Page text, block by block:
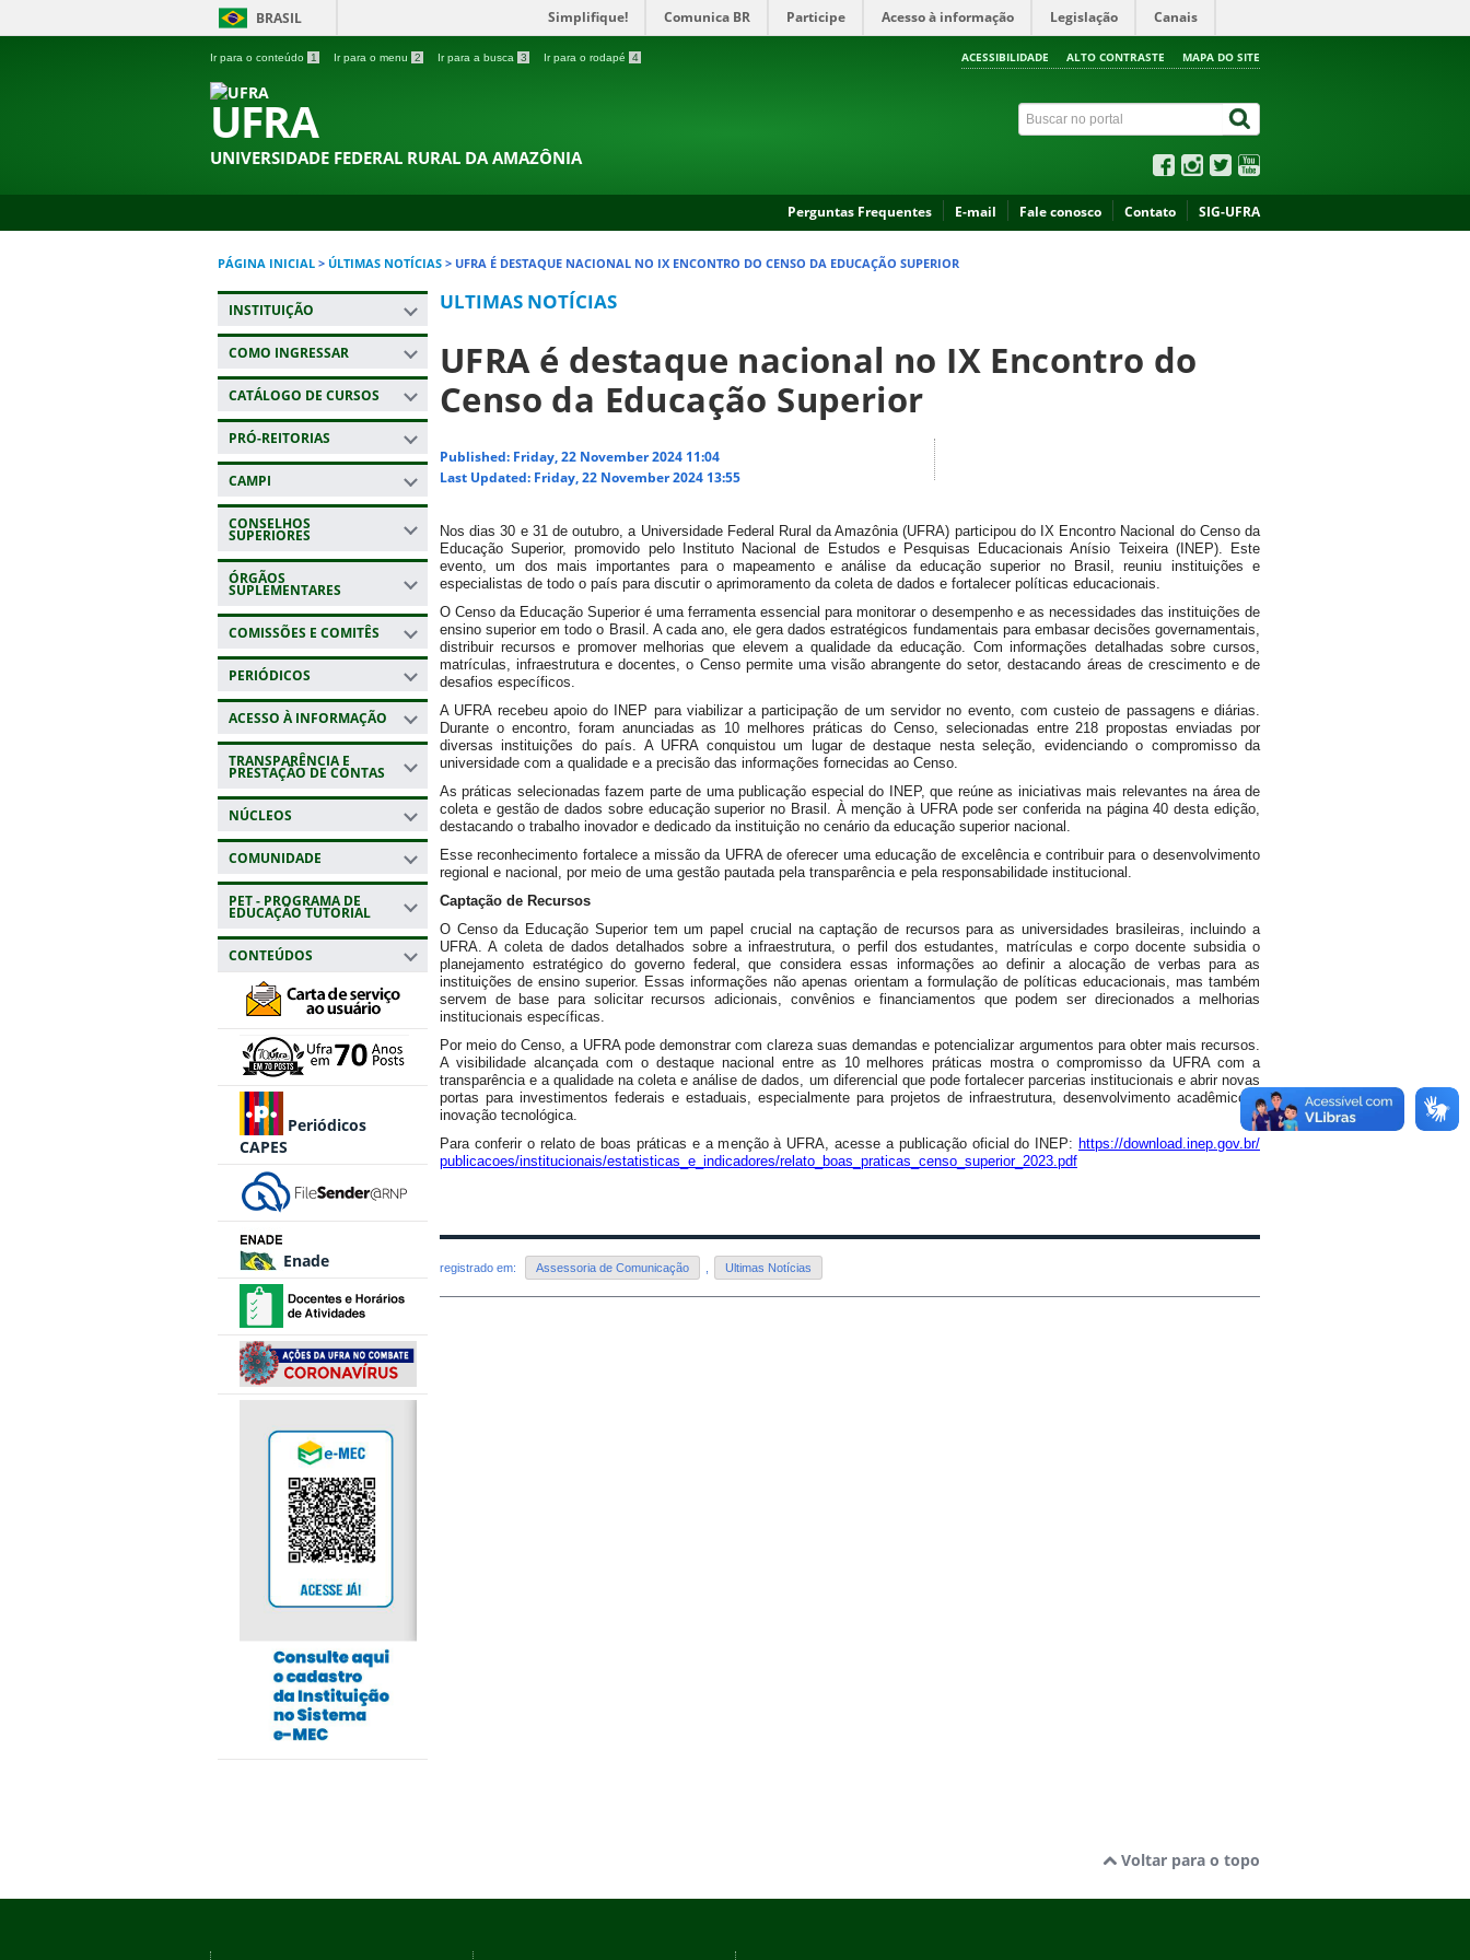
BRASIL Simplifique! Comunica BR Participe Acesso à informação Legislação Canais
Ir para o conteúdo 1 Ir para o menu 2 Ir para a busca 3 Ir para o rodapé 4 ACESSIBILIDADE ALTO CONTRASTE MAPA DO SITE
UFRA
UNIVERSIDADE FEDERAL RURAL DA AMAZÔNIA
Perguntas Frequentes E-mail Fale conosco Contato SIG-UFRA
PÁGINA INICIAL > ÚLTIMAS NOTÍCIAS > UFRA É DESTAQUE NACIONAL NO IX ENCONTRO DO CENSO DA EDUCAÇÃO SUPERIOR
INSTITUIÇÃO
COMO INGRESSAR
CATÁLOGO DE CURSOS
PRÓ-REITORIAS
CAMPI
CONSELHOS
SUPERIORES
ÓRGÃOS
SUPLEMENTARES
COMISSÕES E COMITÊS
PERIÓDICOS
ACESSO À INFORMAÇÃO
TRANSPARÊNCIA E
PRESTAÇÃO DE CONTAS
NÚCLEOS
COMUNIDADE
PET - PROGRAMA DE
EDUCAÇÃO TUTORIAL
CONTEÚDOS
Periódicos
CAPES
Enade
ULTIMAS NOTÍCIAS
UFRA é destaque nacional no IX Encontro do
Censo da Educação Superior
Published: Friday, 22 November 2024 11:04
Last Updated: Friday, 22 November 2024 13:55
Nos dias 30 e 31 de outubro, a Universidade Federal Rural da Amazônia (UFRA) participou do IX Encontro Nacional do Censo da
Educação Superior, promovido pelo Instituto Nacional de Estudos e Pesquisas Educacionais Anísio Teixeira (INEP). Este
evento, um dos mais importantes para o mapeamento e análise da educação superior no Brasil, reuniu instituições e
especialistas de todo o país para discutir o aprimoramento da coleta de dados e fortalecer políticas educacionais.
O Censo da Educação Superior é uma ferramenta essencial para monitorar o desempenho e as necessidades das instituições de
ensino superior em todo o Brasil. A cada ano, ele gera dados estratégicos fundamentais para embasar decisões governamentais,
distribuir recursos e promover melhorias que elevem a qualidade da educação. Com informações detalhadas sobre cursos,
matrículas, infraestrutura e docentes, o Censo permite uma visão abrangente do setor, destacando áreas de crescimento e de
desafios específicos.
A UFRA recebeu apoio do INEP para viabilizar a participação de um servidor no evento, com custeio de passagens e diárias.
Durante o encontro, foram anunciadas as 10 melhores práticas do Censo, selecionadas entre 218 propostas enviadas por
diversas instituições do país. A UFRA conquistou um lugar de destaque nesta seleção, evidenciando o compromisso da
universidade com a qualidade e a precisão das informações fornecidas ao Censo.
As práticas selecionadas fazem parte de uma publicação especial do INEP, que reúne as iniciativas mais relevantes na área de
coleta e gestão de dados sobre educação superior no Brasil. À menção à UFRA pode ser conferida na página 40 desta edição,
destacando o trabalho inovador e dedicado da instituição no cenário da educação superior nacional.
Esse reconhecimento fortalece a missão da UFRA de oferecer uma educação de excelência e contribuir para o desenvolvimento
regional e nacional, por meio de uma gestão pautada pela transparência e pela responsabilidade institucional.
Captação de Recursos
O Censo da Educação Superior tem um papel crucial na captação de recursos para as universidades brasileiras, incluindo a
UFRA. A coleta de dados detalhados sobre a infraestrutura, o perfil dos estudantes, matrículas e corpo docente subsidia o
planejamento estratégico do governo federal, que considera essas informações ao definir a alocação de verbas para as
instituições de ensino superior. Essas informações não apenas orientam a formulação de políticas educacionais, mas também
servem de base para solicitar recursos adicionais, convênios e financiamentos que podem ser direcionados a melhorias
institucionais específicas.
Por meio do Censo, a UFRA pode demonstrar com clareza suas demandas e potencializar argumentos para obter mais recursos.
A visibilidade alcançada com o destaque nacional entre as 10 melhores práticas mostra o compromisso da UFRA com a
transparência e a qualidade na coleta e análise de dados, um diferencial que pode fortalecer parcerias institucionais e abrir novas
portas para investimentos federais e estaduais, especialmente para projetos de infraestrutura, desenvolvimento acadêmico e
inovação tecnológica.
Para conferir o relato de boas práticas e a menção à UFRA, acesse a publicação oficial do INEP: https://download.inep.gov.br/
publicacoes/institucionais/estatisticas_e_indicadores/relato_boas_praticas_censo_ superior_2023.pdf
registrado em: Assessoria de Comunicação Ultimas Notícias
Voltar para o topo